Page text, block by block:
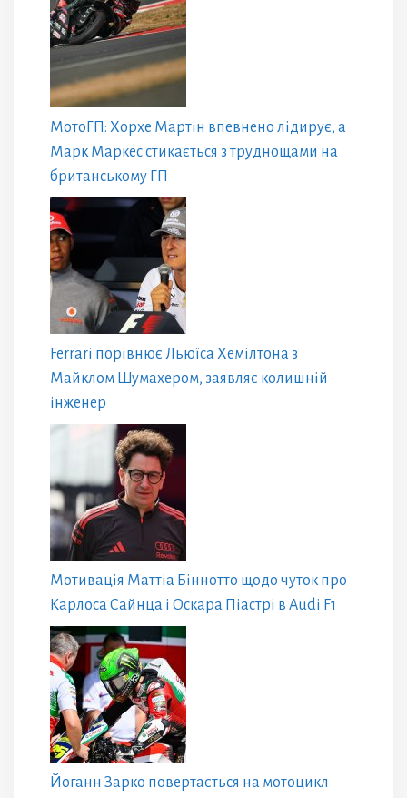
МотоГП: Хорхе Мартін впевнено лідирує, а
Марк Маркес стикається з труднощами на
британському ГП
Ferrari порівнює Льюїса Хемілтона з
Майклом Шумахером, заявляє колишній
інженер
Мотивація Маттіа Біннотто щодо чуток про
Карлоса Сайнца і Оскара Піастрі в Audi F1
Йоганн Зарко повертається на мотоцикл